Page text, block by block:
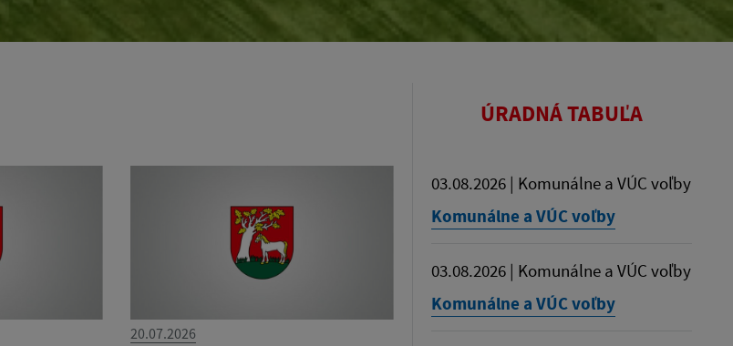
20.07.2026
ÚRADNÁ TABUĽA
03.08.2026 | Komunálne a VÚC voľby
Komunálne a VÚC voľby
03.08.2026 | Komunálne a VÚC voľby
Komunálne a VÚC voľby